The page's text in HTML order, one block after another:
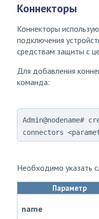
Коннекторы
Коннекторы
подключения
средствам защиты с
Для добавления
команда:
Admin@nodename#
connectors
Необходимо указать
Параметр
name